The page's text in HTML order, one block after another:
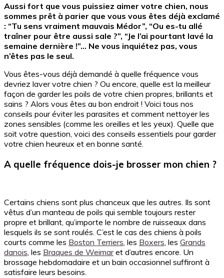
Aussi fort que vous puissiez aimer votre chien, nous
sommes prêt à parier que vous vous êtes déjà exclamé
: “Tu sens vraiment mauvais Médor”, “Ou es-tu allé
traîner pour être aussi sale ?”, “Je l’ai pourtant lavé la
semaine dernière !”… Ne vous inquiétez pas, vous
n’êtes pas le seul.
Vous êtes-vous déjà demandé à quelle fréquence vous
devriez laver votre chien ? Ou encore, quelle est la meilleur
façon de garder les poils de votre chien propres, brillants et
sains ? Alors vous êtes au bon endroit ! Voici tous nos
conseils pour éviter les parasites et comment nettoyer les
zones sensibles (comme les oreilles et les yeux). Quelle que
soit votre question, voici des conseils essentiels pour garder
votre chien heureux et en bonne santé.
A quelle fréquence dois-je brosser mon chien ?
Certains chiens sont plus chanceux que les autres. Ils sont
vêtus d’un manteau de poils qui semble toujours rester
propre et brillant, qu’importe le nombre de ruisseaux dans
lesquels ils se sont roulés. C’est le cas des chiens à poils
courts comme les Boston Terriers, les Boxers, les Grands
danois, les Braques de Weimaret d’autres encore. Un
brossage hebdomadaire et un bain occasionnel suffiront à
satisfaire leurs besoins.